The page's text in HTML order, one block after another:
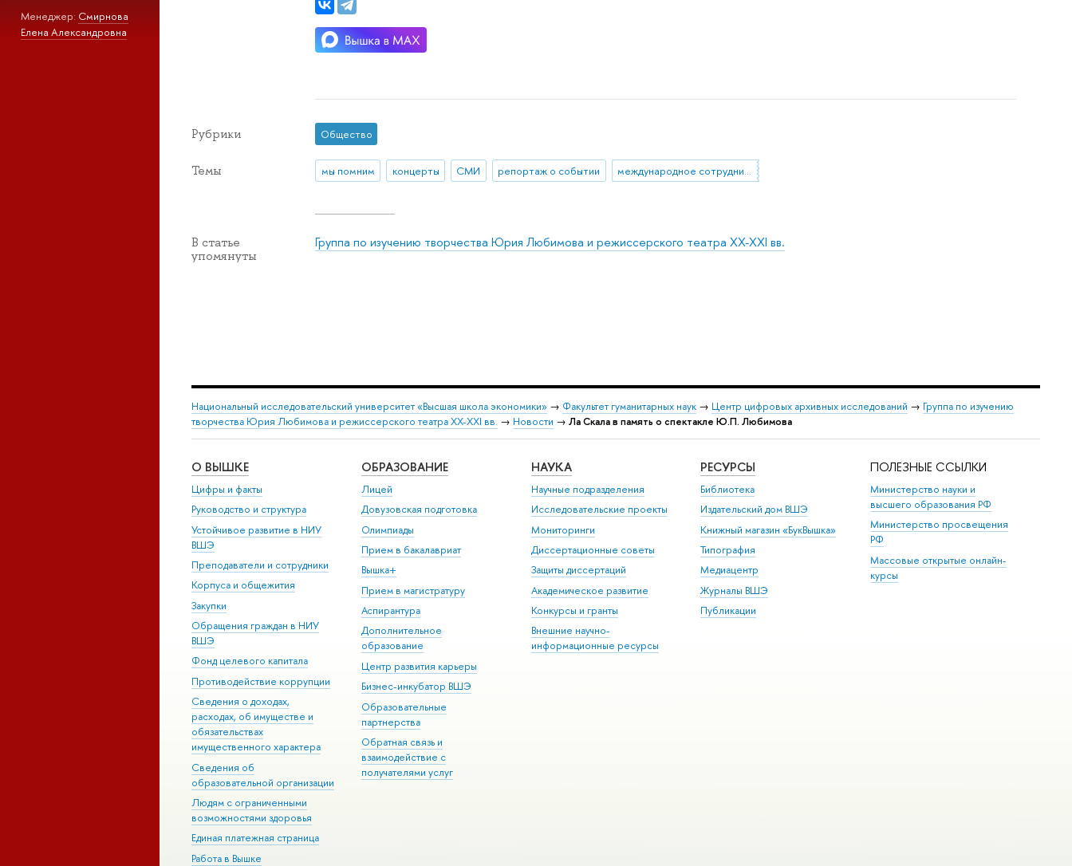
Менеджер: Смирнова
Елена Александровна
Рубрики Общество
Темы мы помним концерты СМИ репортаж о событии международное сотрудничество
В статье
упомянуты
Группа по изучению творчества Юрия Любимова и режиссерского театра XX-XXI вв.
Национальный исследовательский университет «Высшая школа экономики» → Факультет гуманитарных наук → Центр цифровых архивных исследований → Группа по изучению
творчества Юрия Любимова и режиссерского театра XX-XXI вв. → Новости → Ла Скала в память о спектакле Ю.П. Любимова
О ВЫШКЕ
Цифры и факты
Руководство и структура
Устойчивое развитие в НИУ
ВШЭ
Преподаватели и сотрудники
Корпуса и общежития
Закупки
Обращения граждан в НИУ
ВШЭ
Фонд целевого капитала
Противодействие коррупции
Сведения о доходах,
расходах, об имуществе и
обязательствах
имущественного характера
Сведения об
образовательной организации
Людям с ограниченными
возможностями здоровья
Единая платежная страница
Работа в Вышке
ОБРАЗОВАНИЕ
Лицей
Довузовская подготовка
Олимпиады
Прием в бакалавриат
Вышка+
Прием в магистратуру
Аспирантура
Дополнительное
образование
Центр развития карьеры
Бизнес-инкубатор ВШЭ
Образовательные
партнерства
Обратная связь и
взаимодействие с
получателями услуг
НАУКА
Научные подразделения
Исследовательские проекты
Мониторинги
Диссертационные советы
Защиты диссертаций
Академическое развитие
Конкурсы и гранты
Внешние научно-
информационные ресурсы
РЕСУРСЫ
Библиотека
Издательский дом ВШЭ
Книжный магазин «БукВышка»
Типография
Медиацентр
Журналы ВШЭ
Публикации
ПОЛЕЗНЫЕ ССЫЛКИ
Министерство науки и
высшего образования РФ
Министерство просвещения
РФ
Массовые открытые онлайн-
курсы